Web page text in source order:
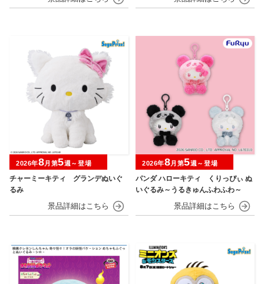
チャーミーキティ グランデぬいぐ
るみ
2026年8月第5週～登場
パンダ ハローキティ くりっぴぃ ぬ
いぐるみ～うるきゅんふわふわ～
2026年8月第5週～登場